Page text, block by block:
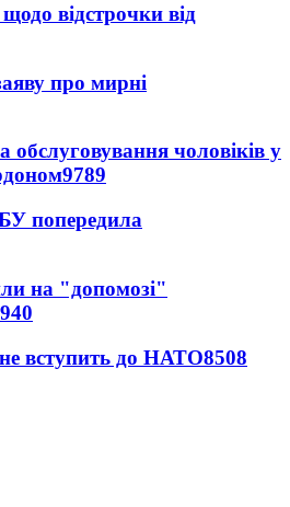
відстрочки від
про мирні
обслуговування чоловіків у
9789
попередила
на "допомозі"
вступить до НАТО8508